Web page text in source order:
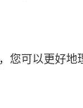
您可以更好地